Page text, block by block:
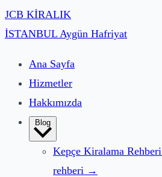
JCB KİRALIK
İSTANBUL Aygün Hafriyat
Ana Sayfa
Hizmetler
Hakkımızda
Kepçe Kiralama Rehberi
rehberi →